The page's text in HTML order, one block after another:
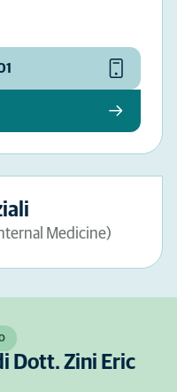
Medicine)
Dott. Zini Eric